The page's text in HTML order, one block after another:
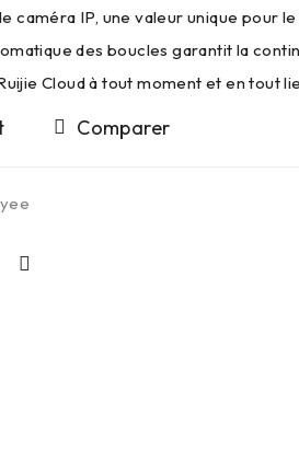
caméra IP, une valeur unique pour
des boucles garantit la
Cloud à tout moment et en tout
Comparer